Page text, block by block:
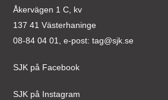
Åkervägen 1 C, kv
137 41 Västerhaninge
08-84 04 01, e-post:tag@sjk.se
SJK på Facebook
SJK på Instagram